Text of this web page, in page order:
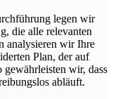
legen wir
die alle relevanten
analysieren wir Ihre
Plan, der auf
wir, dass
abläuft.